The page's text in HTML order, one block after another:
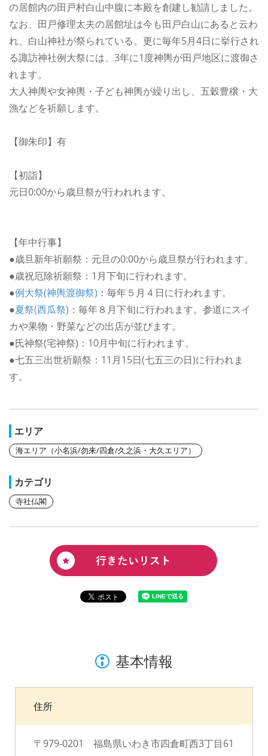
の居館内の田戸村白山中腹に本殿を創建し勧請しました。
なお、田戸修理太夫の居館址は今も田戸白山にあると云わ
れ、白山神社が祭られている。更に毎年5月4日に挙行され
る諏訪神社例大祭には、3年に1度神輿が田戸地区に渡御さ
れます。
大人神輿や女神輿・子ども神輿が繰り出し、五穀豊穣・大
漁などを祈願します。
【御朱印】有
【初詣】
元日0:00から歳旦祭が行われれます。
【年中行事】
●歳旦新年祈願祭：元旦の0:00から歳旦祭が行われます。
●歳祝厄除祈願祭：1月下旬に行われます。
●例大祭(神輿渡御祭) ：毎年５月４日に行われます。
●夏祭(西瓜祭) ：毎年８月下旬に行われます。参道にスイ
カや果物・野菜などの出店が並びます。
●氏神祭(宅神祭)：10月中旬に行われます。
●七五三出世祈願祭：11月15日(七五三の日)に行われま
す。
エリア
海エリア（小名浜/勿来/四倉/久之浜・大久エリア）
カテゴリ
寺社仏閣
基本情報
住所
〒979-0201 福島県いわき市四倉町西3丁目61